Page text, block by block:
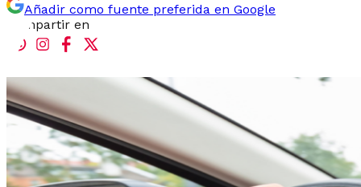
Añadir como fuente preferida en Google
Compartir en